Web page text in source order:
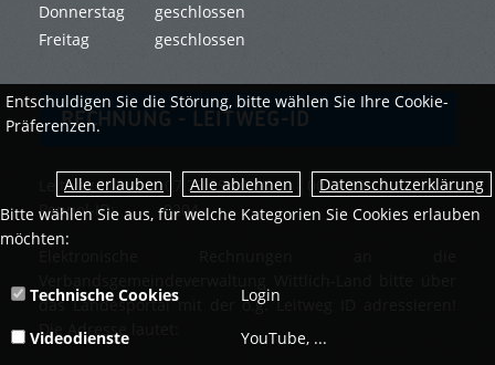
Donnerstag
geschlossen
Freitag
geschlossen
RECHNUNG - LEITWEG-ID
Leitweg-ID: 07 23 15 00 80 00 - 001 - 70
Peppol-ID: 0204
das Landesportal mit der o.g. Leitweg ID adressieren!
Die Adresse lautet:
Entschuldigen Sie die Störung, bitte wählen Sie Ihre Cookie-
Präferenzen.
Datenschutzerklärung
Bitte wählen Sie aus, für welche Kategorien Sie Cookies erlauben
möchten:
Technische Cookies Login
Videodienste YouTube, ...